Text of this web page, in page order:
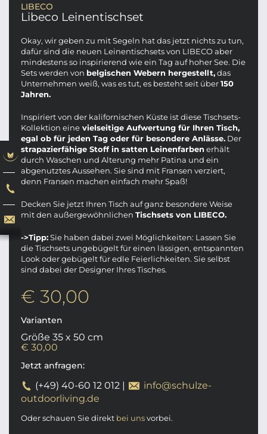
LIBECO
Libeco Leinentischset
Okay, wir geben zu mit Segeln hat das jetzt nichts zu tun,
dafür sind die neuen Leinentischsets von LIBECO aber
mindestens so inspirierend wie ein Tag auf hoher See. Die
Sets werden von belgischen Webern hergestellt,das
Unternehmen weiß, was es tut, es besteht seit über150
Jahren.
Inspiriert von der kalifornischen Küste ist diese Tischsets-
Kollektion eine vielseitige Aufwertung für Ihren Tisch,
egal ob für jeden Tag oder für besondere Anlässe. Der
strapazierfähige Stoff in satten Leinenfarben erhält
durch Waschen und Alterung mehr Patina und ein
abgenutztes Aussehen. Sie sind mit Fransen verziert,
denn Fransen machen einfach mehr Spaß!
Decken Sie jetzt Ihren Tisch auf ganz besondere Weise
mit den außergewöhnlichen Tischsets von LIBECO.
->Tipp:Sie haben dabei zwei Möglichkeiten: Lassen Sie
die Tischsets ungebügelt für einen lässigen, entspannten
Look oder gebügelt für edle Feierlichkeiten. Sie selbst
sind dabei der Designer Ihres Tisches.
€ 30,00
Varianten
Größe 35 x 50 cm
€ 30,00
Jetzt anfragen:
(+49) 40-60 12 012 |
info@schulze-
outdoorliving.de
Oder schauen Sie direkt bei unsvorbei.